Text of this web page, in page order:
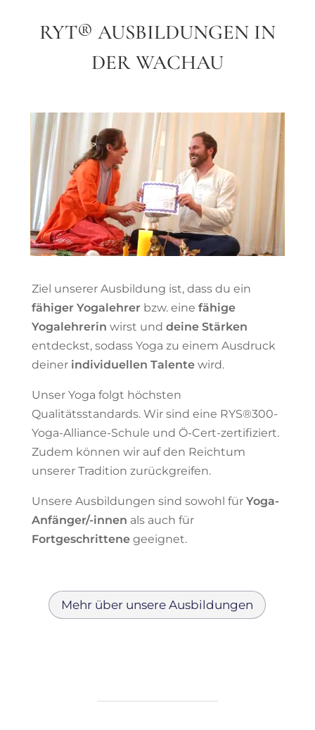
RYT® AUSBILDUNGEN IN
DER WACHAU
Ziel unserer Ausbildung ist, dass du ein
fähiger Yogalehrerbzw. eine fähige
Yogalehrerin wirst und deine Stärken
entdeckst, sodass Yoga zu einem Ausdruck
deinerindividuellen Talentewird.
Unser Yoga folgt höchsten
Qualitätsstandards. Wir sind eine RYS®300-
Yoga-Alliance-Schule und Ö-Cert-zertifiziert.
Zudem können wir auf den Reichtum
unserer Tradition zurückgreifen.
Unsere Ausbildungen sind sowohl für Yoga-
Anfänger/-innen als auch für
Fortgeschrittenegeeignet.
Mehr über unsere Ausbildungen